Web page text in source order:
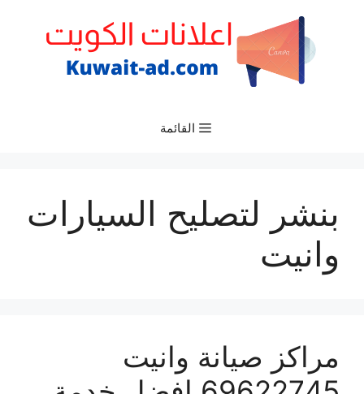
القائمة
بنشر لتصليح السيارات
وانيت
مراكز صيانة وانيت